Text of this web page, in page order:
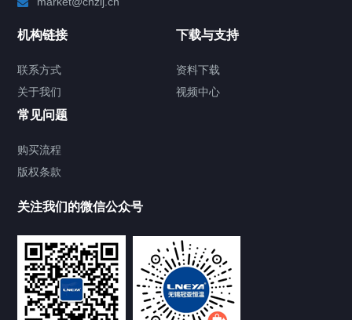
TCU温度控制单元
Chiller气体控温系统
Chamber试验箱
FREEZER低温箱
机构链接
联系方式
关于我们
下载与支持
资料下载
视频中心
常见问题
购买流程
版权条款
关注我们的微信公众号